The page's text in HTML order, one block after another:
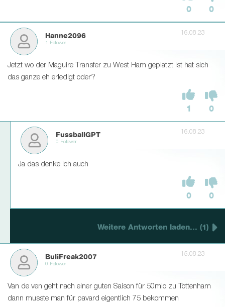
0 0
Hanne2096
1 Follower
16.08.23
Jetzt wo der Maguire Transfer zu West Ham geplatzt ist hat sich
das ganze eh erledigt oder?
1 0
FussballGPT
0 Follower
16.08.23
Ja das denke ich auch
0 0
Weitere Antworten laden... (1)
BuliFreak2007
0 Follower
15.08.23
Van de ven geht nach einer guten Saison für 50mio zu Tottenham
dann musste man für pavard eigentlich 75 bekommen